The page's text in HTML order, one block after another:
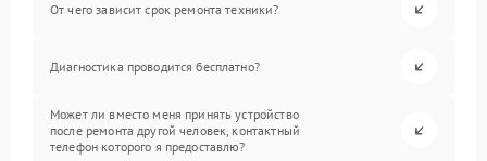
От чего зависит срок ремонта техники?
Диагностика проводится бесплатно?
Может ли вместо меня принять устройство
после ремонта другой человек, контактный
телефон которого я предоставлю?